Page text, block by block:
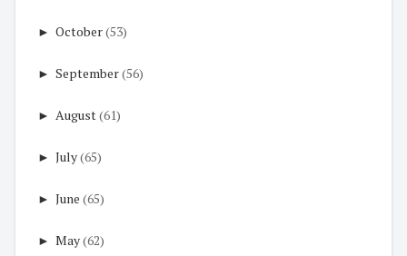
► October(53)
► September(56)
► August(61)
► July(65)
► June (65)
► May(62)